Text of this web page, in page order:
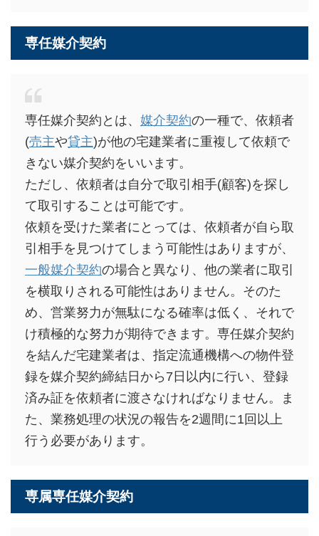
専任媒介契約
専任媒介契約とは、 媒介契約の一種で、依頼者
(売主や貸主)が他の宅建業者に重複して依頼で
きない媒介契約をいいます。
ただし、依頼者は自分で取引相手(顧客)を探し
て取引することは可能です。
依頼を受けた業者にとっては、依頼者が自ら取
引相手を見つけてしまう可能性はありますが、
一般媒介契約の場合と異なり、他の業者に取引
を横取りされる可能性はありません。そのた
め、営業努力が無駄になる確率は低く、それで
け積極的な努力が期待できます。専任媒介契約
を結んだ宅建業者は、指定流通機構への物件登
録を媒介契約締結日から7日以内に行い、登録
済み証を依頼者に渡さなければなりません。ま
た、業務処理の状況の報告を2週間に1回以上
行う必要があります。
専属専任媒介契約